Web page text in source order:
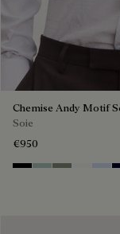
Chemise Andy Motif
Soie
€950
NoirDuck Egg
Slate Green
BlancSky